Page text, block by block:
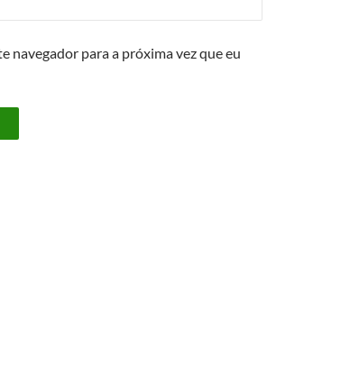
navegador para a próxima vez que eu